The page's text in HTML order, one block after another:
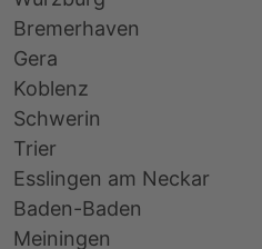
Bremerhaven
Gera
Koblenz
Schwerin
Trier
Esslingen am Neckar
Baden-Baden
Meiningen